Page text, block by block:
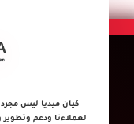
كيان ميديا ليس
لعملاءنا ودعم